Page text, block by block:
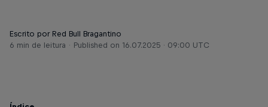
Escrito por Red Bull Bragantino
6 min de leitura
Published on 16.07.2025 · 09:00 UTC